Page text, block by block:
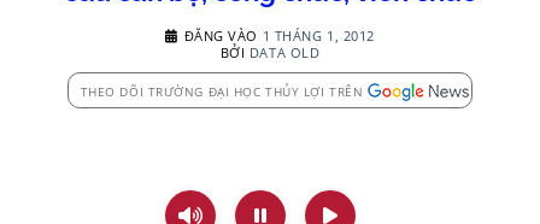
ĐĂNG VÀO 1 THÁNG 1, 2012
BỞI DATA OLD
THEO DÕI TRƯỜNG ĐẠI HỌC THỦY LỢI TRÊN